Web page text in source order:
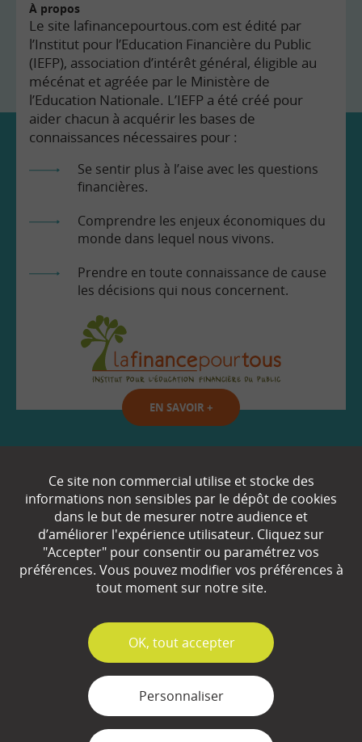
À propos
Le site lafinancepourtous.com est édité par
l’Institut pour l’Education Financière du Public
(IEFP), association d’intérêt général, éligible au
mécénat et agréée par le Ministère de
l’Education Nationale. L’IEFP a été créé pour
aider chacun à acquérir les bases de
connaissances nécessaires pour :
Se sentir plus à l’aise avec les questions
financières.
Comprendre les enjeux économiques du
monde dans lequel nous vivons.
Prendre en toute connaissance de cause
les décisions qui nous concernent.
EN SAVOIR +
Partenaires
Espace Presse
Plan du site
Mentions légales
Ce site non commercial utilise et stocke des
informations non sensibles par le dépôt de cookies
dans le but de mesurer notre audience et
d’améliorer l'expérience utilisateur. Cliquez sur
"Accepter" pour consentir ou paramétrez vos
préférences. Vous pouvez modifier vos préférences à
tout moment sur notre site.
✓
OK, tout accepter
Personnaliser